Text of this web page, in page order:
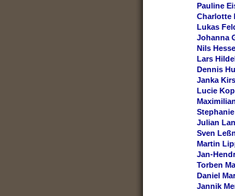
Pauline
Charlotte
Lukas
Johanna
Nils
Lars
Dennis
Janka
Lucie
Julian
Sven
Martin
Jan-
Torben
Daniel
Jannik